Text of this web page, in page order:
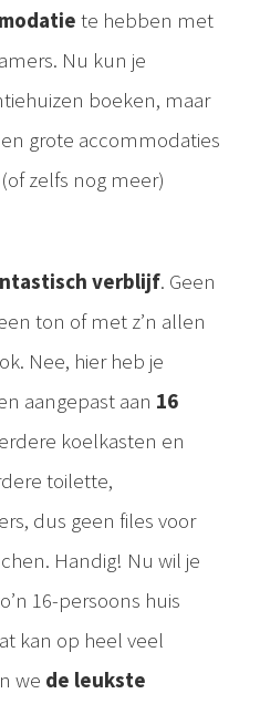
te hebben met
Nu kun je
boeken, maar
grote accommodaties
zelfs nog meer)
verblijf. Geen
ton of met z’n allen
Nee, hier heb je
aangepast aan 16
koelkasten en
toilette,
dus geen files voor
Handig! Nu wil je
16-persoons huis
kan op heel veel
we de leukste